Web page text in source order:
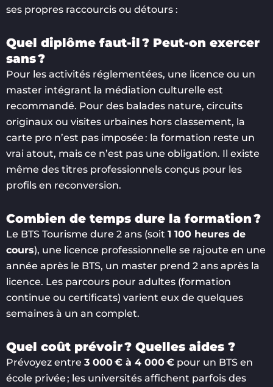
ses propres raccourcis ou détours :
Quel diplôme faut-il ? Peut-on exercer
sans ?
Pour les activités réglementées, une licence ou un
master intégrant la médiation culturelle est
recommandé. Pour des balades nature, circuits
originaux ou visites urbaines hors classement, la
carte pro n’est pas imposée : la formation reste un
vrai atout, mais ce n’est pas une obligation. Il existe
même des titres professionnels conçus pour les
profils en reconversion.
Combien de temps dure la formation ?
Le BTS Tourisme dure 2 ans (soit 1 100 heures de
cours), une licence professionnelle se rajoute en une
année après le BTS, un master prend 2 ans après la
licence. Les parcours pour adultes (formation
continue ou certificats) varient eux de quelques
semaines à un an complet.
Quel coût prévoir ? Quelles aides ?
Prévoyez entre 3 000 € à 4 000 € pour un BTS en
école privée ; les universités affichent parfois des